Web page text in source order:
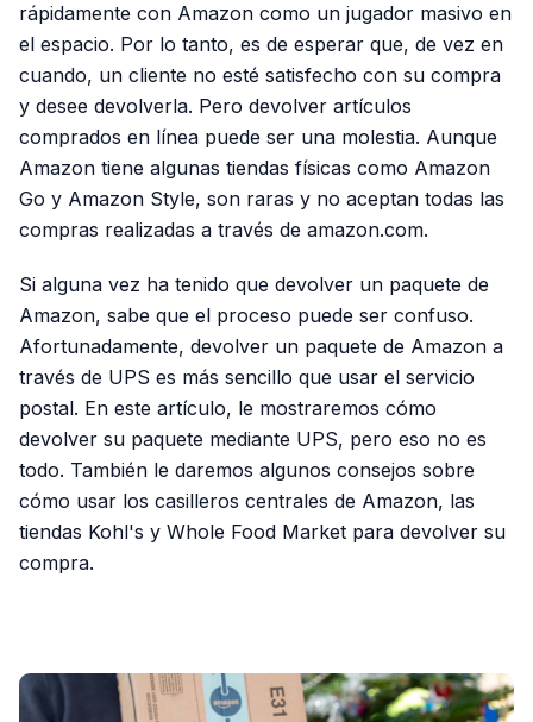
rápidamente con Amazon como un jugador masivo en
el espacio. Por lo tanto, es de esperar que, de vez en
cuando, un cliente no esté satisfecho con su compra
y desee devolverla. Pero devolver artículos
comprados en línea puede ser una molestia. Aunque
Amazon tiene algunas tiendas físicas como Amazon
Go y Amazon Style, son raras y no aceptan todas las
compras realizadas a través de amazon.com.
Si alguna vez ha tenido que devolver un paquete de
Amazon, sabe que el proceso puede ser confuso.
Afortunadamente, devolver un paquete de Amazon a
través de UPS es más sencillo que usar el servicio
postal. En este artículo, le mostraremos cómo
devolver su paquete mediante UPS, pero eso no es
todo. También le daremos algunos consejos sobre
cómo usar los casilleros centrales de Amazon, las
tiendas Kohl's y Whole Food Market para devolver su
compra.